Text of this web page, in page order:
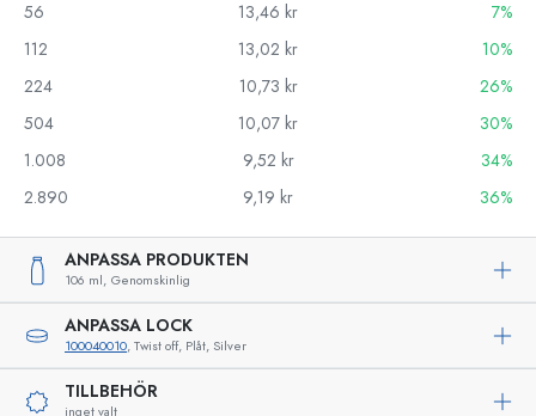
56
13,46 kr
7%
112
13,02 kr
10%
224
10,73 kr
26%
504
10,07 kr
30%
1.008
9,52 kr
34%
2.890
9,19 kr 36%
ANPASSA PRODUKTEN
106 ml, Genomskinlig
ANPASSA LOCK
100040010, Twist off, Plåt, Silver
TILLBEHÖR
inget valt